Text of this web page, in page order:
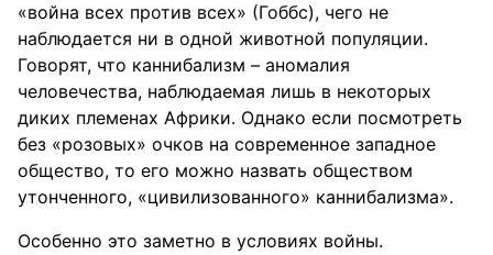
«война всех против всех» (Гоббс), чего не
наблюдается ни в одной животной популяции.
Говорят, что каннибализм – аномалия
человечества, наблюдаемая лишь в некоторых
диких племенах Африки. Однако если посмотреть
без «розовых» очков на современное западное
общество, то его можно назвать обществом
утонченного, «цивилизованного» каннибализма».
Особенно это заметно в условиях войны.